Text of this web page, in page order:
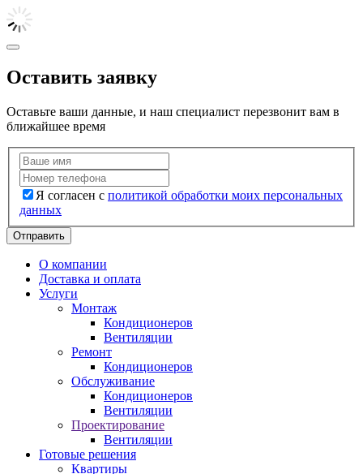
Оставить заявку
Оставьте ваши данные, и наш специалист перезвонит вам в
ближайшее время
Я согласен с политикой обработки моих персональных
данных
Отправить
О компании
Доставка и оплата
Услуги
Монтаж
Кондиционеров
Вентиляции
Ремонт
Кондиционеров
Обслуживание
Кондиционеров
Вентиляции
Проектирование
Вентиляции
Готовые решения
Квартиры